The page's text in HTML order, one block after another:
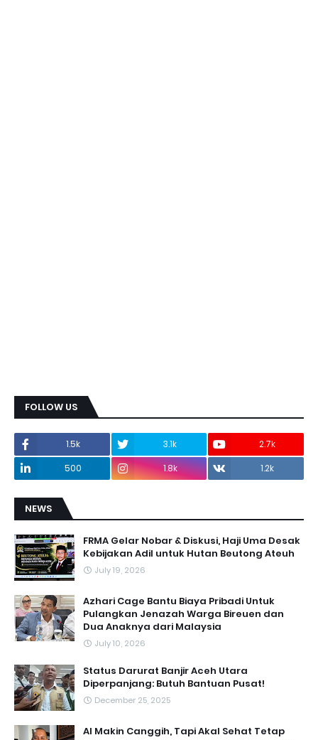
FOLLOW US
1.5k 3.1k
2.7k
500
1.8k 1.2k
NEWS
FRMA Gelar Nobar & Diskusi, Haji Uma Desak
Kebijakan Adil untuk Hutan Beutong Ateuh
July 19, 2026
Azhari Cage Bantu Biaya Pribadi Untuk
Pulangkan Jenazah Warga Bireuen dan
Dua Anaknya dari Malaysia
July 10, 2026
Status Darurat Banjir Aceh Utara
Diperpanjang: Butuh Bantuan Pusat!
December 25, 2025
AI Makin Canggih, Tapi Akal Sehat Tetap